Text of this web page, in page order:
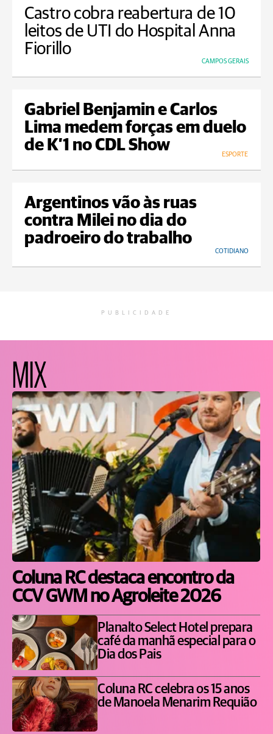
Castro cobra reabertura de 10
leitos de UTI do Hospital Anna
Fiorillo
CAMPOS GERAIS
Gabriel Benjamin e Carlos
Lima medem forças em duelo
de K’1 no CDL Show
ESPORTE
Argentinos vão às ruas
contra Milei no dia do
padroeiro do trabalho
COTIDIANO
PUBLICIDADE
MIX
Coluna RC destaca encontro da
CCV GWM no Agroleite 2026
Planalto Select Hotel prepara
café da manhã especial para o
Dia dos Pais
Coluna RC celebra os 15 anos
de Manoela Menarim Requião